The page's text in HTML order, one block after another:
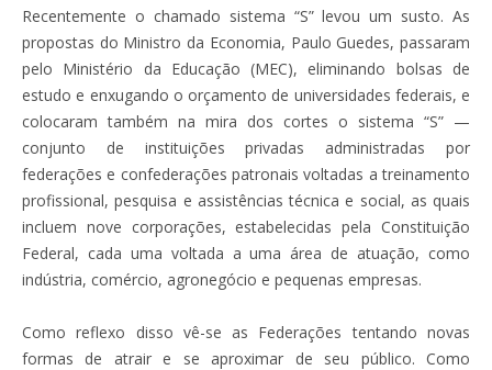
Recentemente o chamado sistema “S” levou um susto. As
propostas do Ministro da Economia, Paulo Guedes, passaram
pelo Ministério da Educação (MEC), eliminando bolsas de
estudo e enxugando o orçamento de universidades federais, e
colocaram também na mira dos cortes o sistema “S” —
conjunto de instituições privadas administradas por
federações e confederações patronais voltadas a treinamento
profissional, pesquisa e assistências técnica e social, as quais
incluem nove corporações, estabelecidas pela Constituição
Federal, cada uma voltada a uma área de atuação, como
indústria, comércio, agronegócio e pequenas empresas.
Como reflexo disso vê-se as Federações tentando novas
formas de atrair e se aproximar de seu público. Como